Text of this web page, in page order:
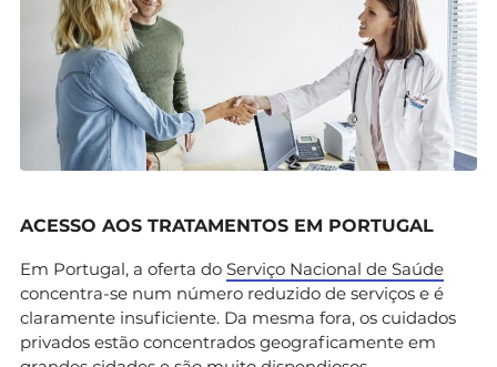
ACESSO AOS TRATAMENTOS EM PORTUGAL
Em Portugal, a oferta do Serviço Nacional de Saúde
concentra-se num número reduzido de serviços e é
claramente insuficiente. Da mesma fora, os cuidados
privados estão concentrados geograficamente em